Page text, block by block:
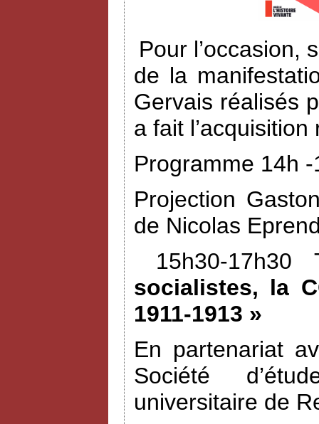
Pour l’occasion,
de la
Gervais réalisés
a fait
Programme 14h
Projection
de Nicolas
15h30-
socialistes, la
1911-1913 »
En partenariat
Société
universitaire de